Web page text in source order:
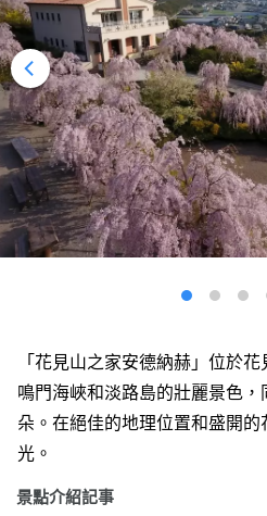
「花見山之家安德納赫」位於
鳴門海峽和淡路島的壯麗景色
朵。在絕佳的地理位置和盛開
光。
景點介紹記事